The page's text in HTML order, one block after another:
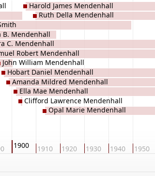
1900 1910 1920 1930 1940 1950
B. Mendenhall
C. Mendenhall
Robert Mendenhall
John William Mendenhall
Hobart Daniel Mendenhall
Amanda Mildred Mendenhall
Ella Mae Mendenhall
Clifford Lawrence Mendenhall
Harold James Mendenhall
Ruth Della Mendenhall
Opal Marie Mendenhall